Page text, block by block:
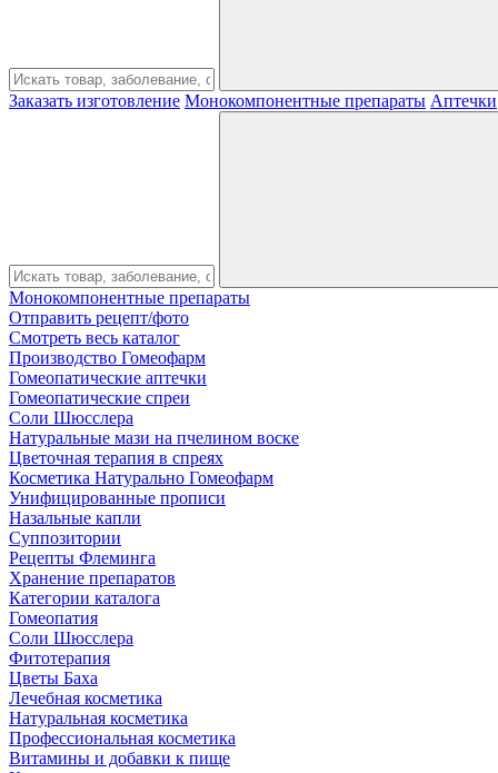
Заказать изготовление Монокомпонентные препараты Аптечки
Монокомпонентные препараты
Отправить рецепт/фото
Смотреть весь каталог
Производство Гомеофарм
Гомеопатические аптечки
Гомеопатические спреи
Соли Шюсслера
Натуральные мази на пчелином воске
Цветочная терапия в спреях
Косметика Натурально Гомеофарм
Унифицированные прописи
Назальные капли
Суппозитории
Рецепты Флеминга
Хранение препаратов
Категории каталога
Гомеопатия
Соли Шюсслера
Фитотерапия
Цветы Баха
Лечебная косметика
Натуральная косметика
Профессиональная косметика
Витамины и добавки к пище